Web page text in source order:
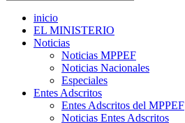
inicio
EL MINISTERIO
Noticias
Noticias MPPEF
Noticias Nacionales
Especiales
Entes Adscritos
Entes Adscritos del MPPEF
Noticias Entes Adscritos